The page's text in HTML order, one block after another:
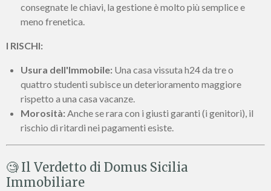
consegnate le chiavi, la gestione è molto più semplice e
meno frenetica.
I RISCHI:
Usura dell'Immobile: Una casa vissuta h24 da tre o
quattro studenti subisce un deterioramento maggiore
rispetto a una casa vacanze.
Morosità: Anche se rara con i giusti garanti (i genitori), il
rischio di ritardi nei pagamenti esiste.
🧐 Il Verdetto di Domus Sicilia
Immobiliare